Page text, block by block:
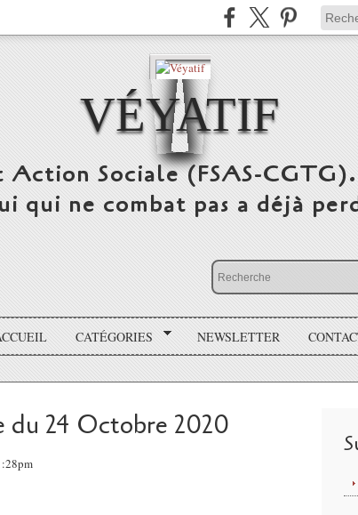
VÉYATIF
Action Sociale (FSAS-
qui ne combat pas a déjà
CATÉGORIES NEWSLETTER
24 Octobre 2020